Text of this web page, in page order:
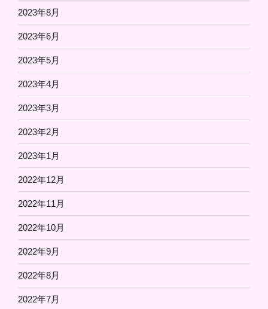
2023年8月
2023年6月
2023年5月
2023年4月
2023年3月
2023年2月
2023年1月
2022年12月
2022年11月
2022年10月
2022年9月
2022年8月
2022年7月